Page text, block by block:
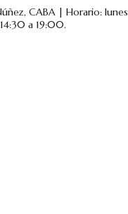
CABA | Horario: lunes
a 19:00.